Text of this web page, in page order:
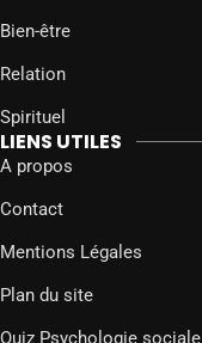
Bien-être
Relation
Spirituel
LIENS UTILES
A propos
Contact
Mentions Légales
Plan du site
Quiz Psychologie sociale